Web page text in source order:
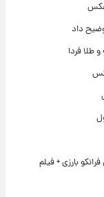
عکس
داد
طلا فردا
بارزی + فیلم